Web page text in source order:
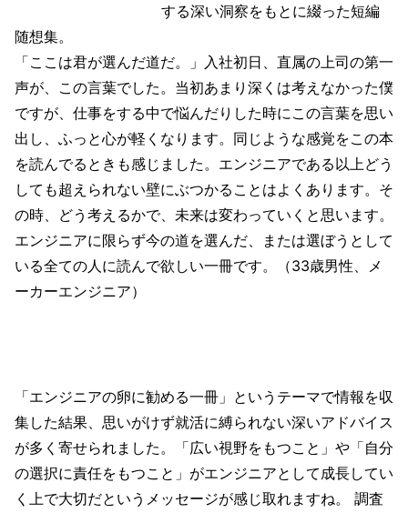
する深い洞察をもとに綴った短編
随想集。
「ここは君が選んだ道だ。」入社初日、直属の上司の第一
声が、この言葉でした。当初あまり深くは考えなかった僕
ですが、仕事をする中で悩んだりした時にこの言葉を思い
出し、ふっと心が軽くなります。同じような感覚をこの本
を読んでるときも感じました。エンジニアである以上どう
しても超えられない壁にぶつかることはよくあります。そ
の時、どう考えるかで、未来は変わっていくと思います。
エンジニアに限らず今の道を選んだ、または選ぼうとして
いる全ての人に読んで欲しい一冊です。（33歳男性、メ
ーカーエンジニア）
「エンジニアの卵に勧める一冊」というテーマで情報を収
集した結果、思いがけず就活に縛られない深いアドバイス
が多く寄せられました。「広い視野をもつこと」や「自分
の選択に責任をもつこと」がエンジニアとして成長してい
く上で大切だというメッセージが感じ取れますね。 調査